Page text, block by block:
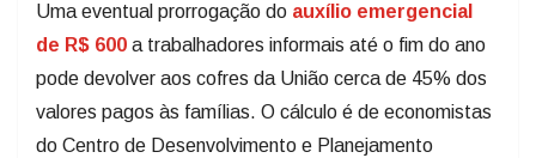
Uma eventual prorrogação do auxílio emergencial
de R$ 600 a trabalhadores informais até o fim do ano
pode devolver aos cofres da União cerca de 45% dos
valores pagos às famílias. O cálculo é de economistas
do Centro de Desenvolvimento e Planejamento